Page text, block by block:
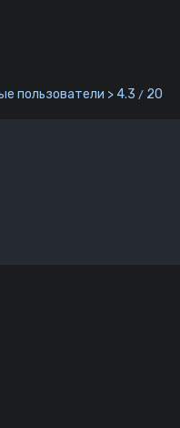
пользователи > 4.3 / 20